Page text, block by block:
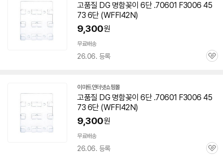
고품질 DG 명함꽂이 6단 .70601 F3006 45
73 6단 (WFFI42N)
9,300원
무료배송
26.06. 등록
관
이마트인터넷쇼핑몰
고품질 DG 명함꽂이 6단 .70601 F3006 45
73 6단 (WFFI42N)
9,300원
무료배송
26.06. 등록
관